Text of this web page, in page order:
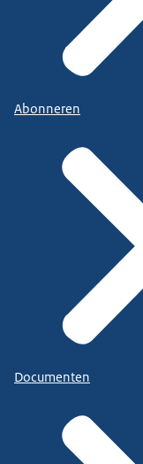
Abonneren
Documenten